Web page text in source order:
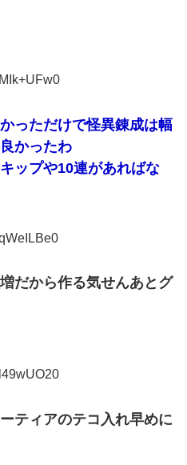
っただけで怪異錬成は幅
かったわ
ップや10連があればな
だから作る気せんあとグ
ティアのテコ入れ早めに